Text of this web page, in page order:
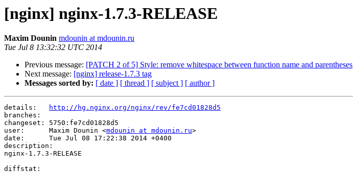
[nginx] nginx-1.7.3-RELEASE
Maxim Dounin mdounin at mdounin.ru
Tue Jul 8 13:32:32 UTC 2014
Previous message: [PATCH 2 of 5] Style: remove whitespace between function name and parentheses
Next message: [nginx] release-1.7.3 tag
Messages sorted by: [ date ] [ thread ] [ subject ] [ author ]
details:
http://hg.nginx.org/nginx/rev/fe7cd01828d5
branches:
changeset: 5750:fe7cd01828d5
user:      Maxim Dounin <mdounin at mdounin.ru>
date:      Tue Jul 08 17:22:38 2014 +0400
description:
nginx-1.7.3-RELEASE
diffstat: